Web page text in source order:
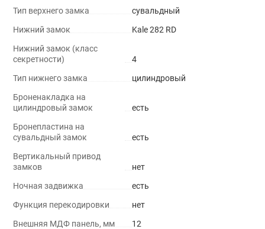
Тип верхнего замка
сувальдный
Нижний замок
Kale 282 RD
Нижний замок (класс
секретности)
4
Тип нижнего замка
цилиндровый
Броненакладка на
цилиндровый замок
есть
Бронепластина на
сувальдный замок
есть
Вертикальный привод
замков
нет
Ночная задвижка
есть
Функция перекодировки
нет
Внешняя МДФ панель, мм
12